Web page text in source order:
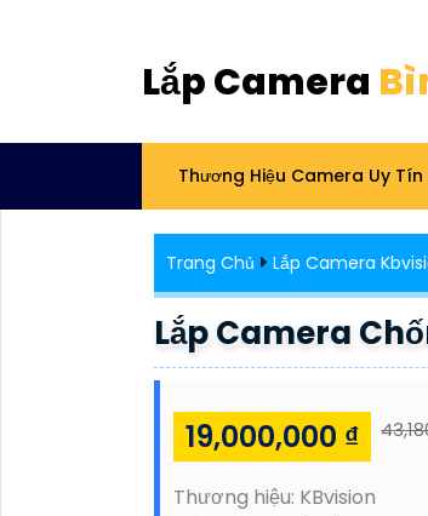
Lắp Camera
Thương Hiệu Camera Uy Tín
Trang Chủ Lắp Camera
Lắp Camera
19,000,000 ₫
Thương hiệu: KBvision